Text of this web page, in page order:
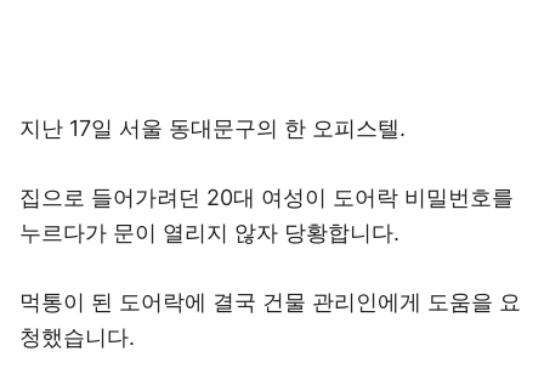
지난 17일 서울 동대문구의 한 오피스텔.
집으로 들어가려던 20대 여성이 도어락 비밀번호를
누르다가 문이 열리지 않자 당황합니다.
먹통이 된 도어락에 결국 건물 관리인에게 도움을 요
청했습니다.